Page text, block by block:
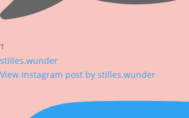
1
stilles.wunder
View Instagram post by stilles.wunder